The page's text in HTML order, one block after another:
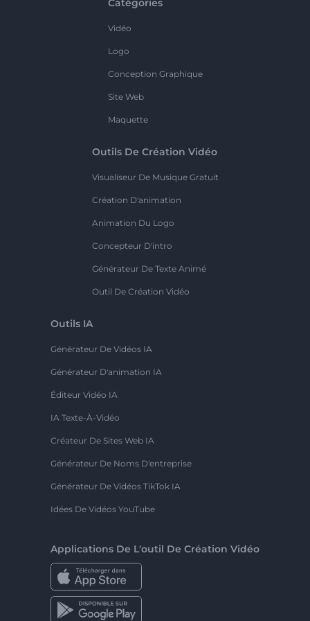
Catégories
Vidéo
Logo
Conception Graphique
Site Web
Maquette
Outils De Création Vidéo
Visualiseur De Musique Gratuit
Création D'animation
Animation Du Logo
Concepteur D'intro
Générateur De Texte Animé
Outil De Création Vidéo
Outils IA
Générateur De Vidéos IA
Générateur D'animation IA
Éditeur Vidéo IA
IA Texte-À-Vidéo
Créateur De Sites Web IA
Générateur De Noms D'entreprise
Générateur De Vidéos TikTok IA
Idées De Vidéos YouTube
Applications De L'outil De Création Vidéo